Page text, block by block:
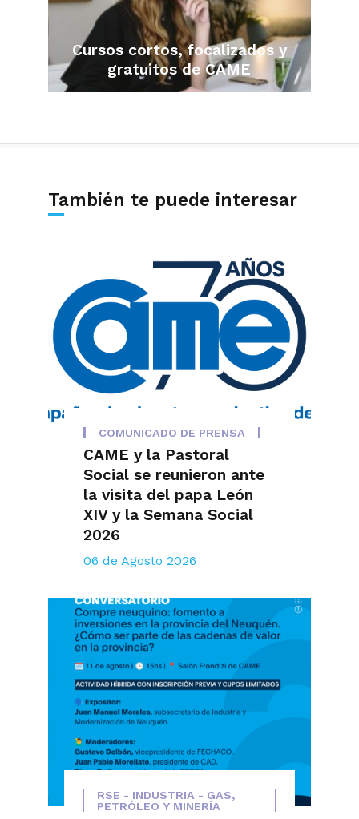
Cursos cortos, focalizados y
gratuitos de CAME
También te puede interesar
COMUNICADO DE PRENSA
CAME y la Pastoral
Social se reunieron ante
la visita del papa León
XIV y la Semana Social
2026
06 de Agosto 2026
RSE - INDUSTRIA - GAS,
PETRÓLEO Y MINERÍA